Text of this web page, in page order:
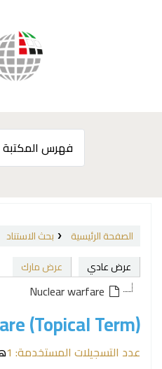
الصفحة الرئيسية بحث الاستناد
عرض عادي
عرض مارك
Nuclear warfare
(Topical Term)
عدد التسجيلات المستخدمة: 1